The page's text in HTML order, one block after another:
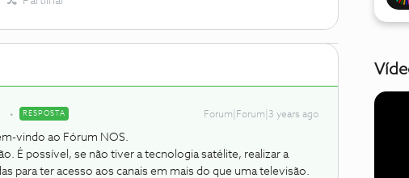
RESPOSTA Forum|Forum|3 years ago
vindo ao Fórum NOS.
É possível, se não tiver a tecnologia satélite, realizar a
para ter acesso aos canais em mais do que uma televisão.